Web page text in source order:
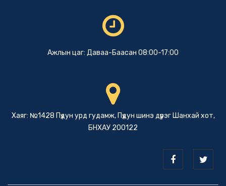
Ажлын цаг: Даваа-Баасан 08:00-17:00
Хаяг: №1428 Пүдун урд гудамж, Пүдун шинэ дүүрэг Шанхай хот,
БНХАУ 200122